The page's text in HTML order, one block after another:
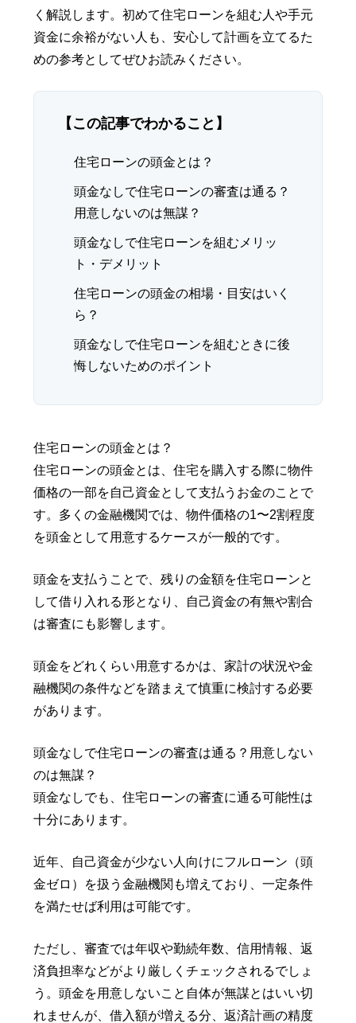
く解説します。初めて住宅ローンを組む人や手元
資金に余裕がない人も、安心して計画を立てるた
めの参考としてぜひお読みください。
【この記事でわかること】
住宅ローンの頭金とは？
頭金なしで住宅ローンの審査は通る？
用意しないのは無謀？
頭金なしで住宅ローンを組むメリッ
ト・デメリット
住宅ローンの頭金の相場・目安はいく
ら？
頭金なしで住宅ローンを組むときに後
悔しないためのポイント
住宅ローンの頭金とは？
住宅ローンの頭金とは、住宅を購入する際に物件
価格の一部を自己資金として支払うお金のことで
す。多くの金融機関では、物件価格の1〜2割程度
を頭金として用意するケースが一般的です。
頭金を支払うことで、残りの金額を住宅ローンと
して借り入れる形となり、自己資金の有無や割合
は審査にも影響します。
頭金をどれくらい用意するかは、家計の状況や金
融機関の条件などを踏まえて慎重に検討する必要
があります。
頭金なしで住宅ローンの審査は通る？用意しない
のは無謀？
頭金なしでも、住宅ローンの審査に通る可能性は
十分にあります。
近年、自己資金が少ない人向けにフルローン（頭
金ゼロ）を扱う金融機関も増えており、一定条件
を満たせば利用は可能です。
ただし、審査では年収や勤続年数、信用情報、返
済負担率などがより厳しくチェックされるでしょ
う。頭金を用意しないこと自体が無謀とはいい切
れませんが、借入額が増える分、返済計画の精度